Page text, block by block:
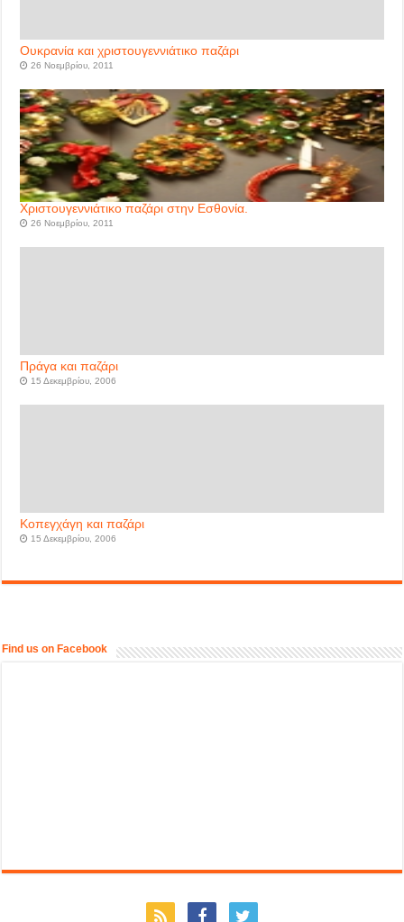
Ουκρανία και χριστουγεννιάτικο παζάρι
26 Νοεμβρίου, 2011
Χριστουγεννιάτικο παζάρι στην Εσθονία.
26 Νοεμβρίου, 2011
Πράγα και παζάρι
15 Δεκεμβρίου, 2006
Κοπεγχάγη και παζάρι
15 Δεκεμβρίου, 2006
Find us on Facebook